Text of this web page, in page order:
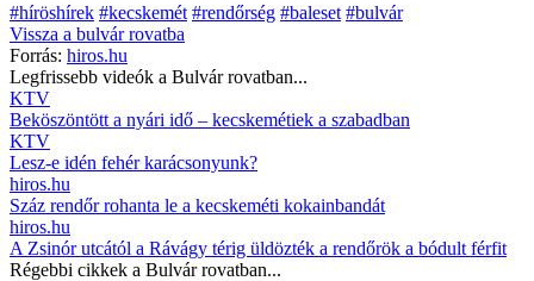
#híröshírek #kecskemét #rendőrség #baleset #bulvár
Vissza a bulvárrovatba
Forrás: hiros.hu
Legfrissebb videók a Bulvárrovatban...
KTV
Beköszöntött a nyári idő – kecskemétiek a szabadban
KTV
Lesz-e idén fehér karácsonyunk?
hiros.hu
Száz rendőr rohanta le a kecskeméti kokainbandát
hiros.hu
A Zsinór utcától a Rávágy térig üldözték a rendőrök a bódult férfit
Régebbi cikkek a Bulvárrovatban...